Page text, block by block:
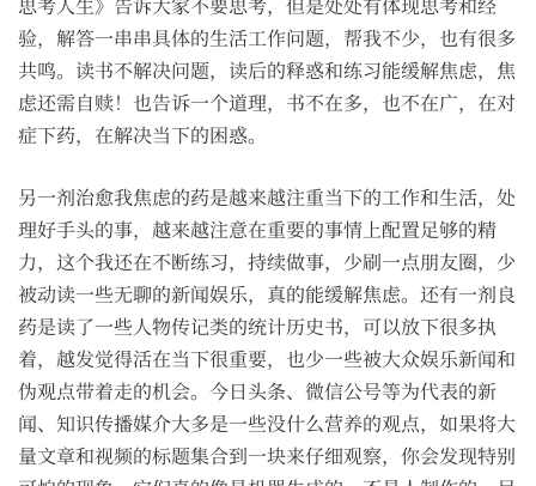
验，解答一串串具体的生活工作问题，帮我不少，也有很多
共鸣。读书不解决问题，读后的释惑和练习能缓解焦虑，焦
虑还需自赎！也告诉一个道理，书不在多，也不在广，在对
症下药，在解决当下的困惑。
另一剂治愈我焦虑的药是越来越注重当下的工作和生活，处
理好手头的事，越来越注意在重要的事情上配置足够的精
力，这个我还在不断练习，持续做事，少刷一点朋友圈，少
被动读一些无聊的新闻娱乐，真的能缓解焦虑。还有一剂良
药是读了一些人物传记类的统计历史书，可以放下很多执
着，越发觉得活在当下很重要，也少一些被大众娱乐新闻和
伪观点带着走的机会。今日头条、微信公号等为代表的新
闻、知识传播媒介大多是一些没什么营养的观点，如果将大
量文章和视频的标题集合到一块来仔细观察，你会发现特别